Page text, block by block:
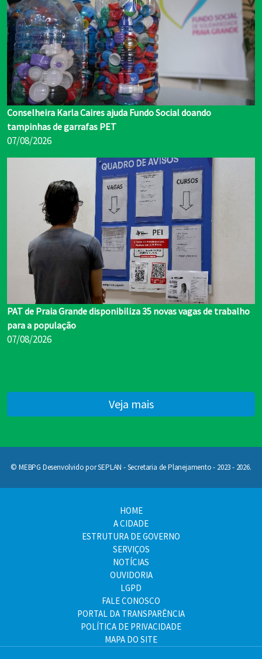
Conselheira Karla Caires ajuda Fundo Social doando
tampinhas de garrafas PET
07/08/2026
PAT de Praia Grande disponibiliza 35 novas vagas de trabalho
para a população
07/08/2026
Veja mais
© MEBPG Desenvolvido por SEPLAN - Secretaria de Planejamento - 2023 - 2026.
HOME
A CIDADE
ESTRUTURA DE GOVERNO
SERVIÇOS
NOTÍCIAS
OUVIDORIA
LGPD
FALE CONOSCO
PORTAL DA TRANSPARÊNCIA
POLÍTICA DE PRIVACIDADE
MAPA DO SITE